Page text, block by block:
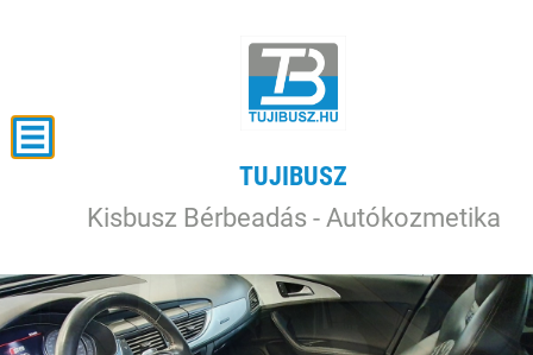
TUJIBUSZ
Kisbusz Bérbeadás - Autókozmetika